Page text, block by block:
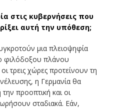
στις κυβερνήσεις που
αυτή την υπόθεση;
μια πλειοψηφία
φιλόδοξου πλάνου
τρεις χώρες προτείνουν τη
η Γερμανία θα
προοπτική και οι
σταδιακά. Εάν,